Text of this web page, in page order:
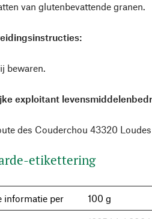
van glutenbevattende granen.
bewaren.
exploitant
des Couderchou 43320
etikettering
informatie per 100 g